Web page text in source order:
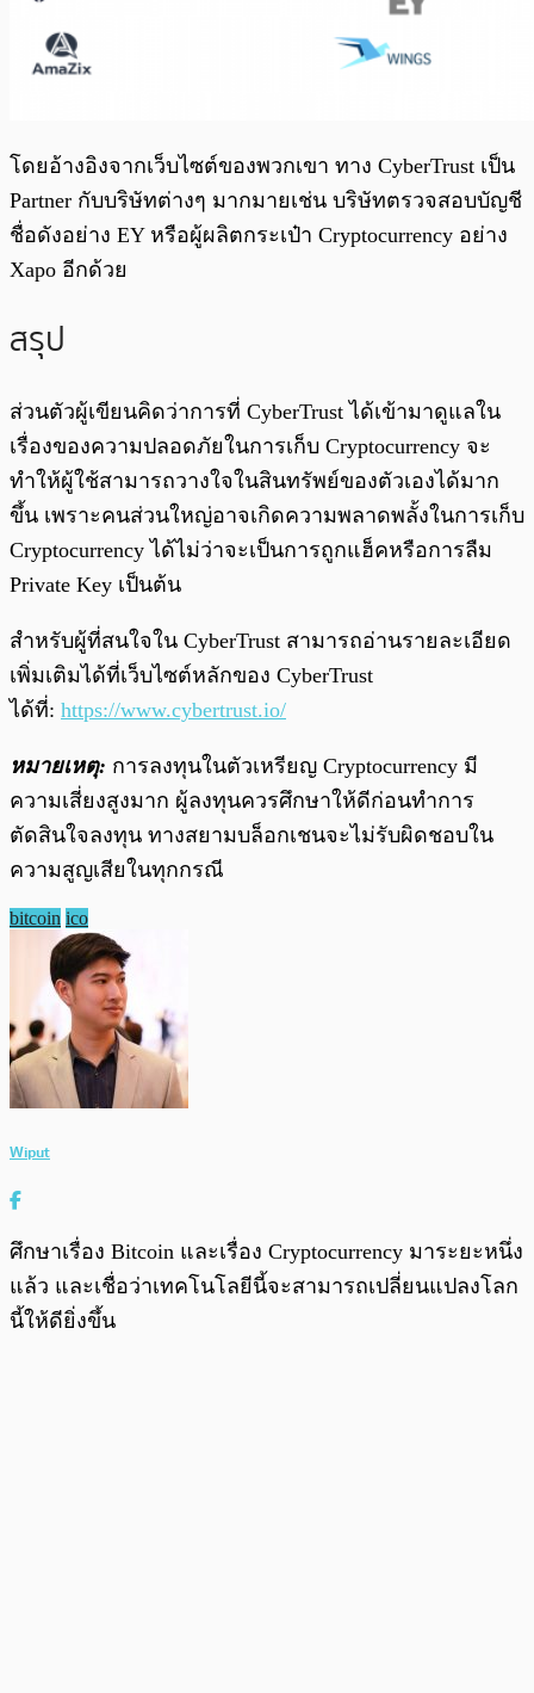
โดยอ้างอิงจากเว็บไซต์ของพวกเขา ทาง CyberTrust เป็น
Partner กับบริษัทต่างๆ มากมายเช่น บริษัทตรวจสอบบัญชี
ชื่อดังอย่าง EY หรือผู้ผลิตกระเป๋า Cryptocurrency อย่าง
Xapo อีกด้วย
สรุป
ส่วนตัวผู้เขียนคิดว่าการที่ CyberTrust ได้เข้ามาดูแลใน
เรื่องของความปลอดภัยในการเก็บ Cryptocurrency จะ
ทำให้ผู้ใช้สามารถวางใจในสินทรัพย์ของตัวเองได้มาก
ขึ้น เพราะคนส่วนใหญ่อาจเกิดความพลาดพลั้งในการเก็บ
Cryptocurrency ได้ไม่ว่าจะเป็นการถูกแฮ็คหรือการลืม
Private Key เป็นต้น
สำหรับผู้ที่สนใจใน CyberTrust สามารถอ่านรายละเอียด
เพิ่มเติมได้ที่เว็บไซต์หลักของ CyberTrust
ได้ที่: https://www.cybertrust.io/
หมายเหตุ: การลงทุนในตัวเหรียญ Cryptocurrency มี
ความเสี่ยงสูงมาก ผู้ลงทุนควรศึกษาให้ดีก่อนทำการ
ตัดสินใจลงทุน ทางสยามบล็อกเชนจะไม่รับผิดชอบใน
ความสูญเสียในทุกกรณี
bitcoin ico
Wiput
ศึกษาเรื่อง Bitcoin และเรื่อง Cryptocurrency มาระยะหนึ่ง
แล้ว และเชื่อว่าเทคโนโลยีนี้จะสามารถเปลี่ยนแปลงโลก
นี้ให้ดียิ่งขึ้น